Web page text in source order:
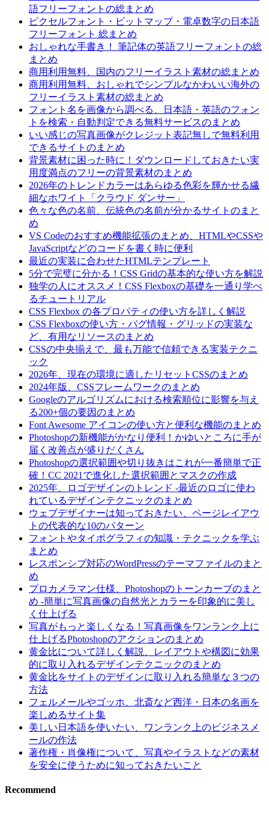
語フリーフォントの総まとめ
ピクセルフォント・ビットマップ・電卓数字の日本語
フリーフォント 総まとめ
おしゃれな手書き！ 筆記体の英語フリーフォントの総
まとめ
商用利用無料、国内のフリーイラスト素材の総まとめ
商用利用無料、おしゃれでシンプルなかわいい海外の
フリーイラスト素材の総まとめ
フォント名を画像から調べる、日本語・英語のフォン
トを検索・自動判定できる無料サービスのまとめ
いい感じの写真画像がクレジット表記無しで無料利用
できるサイトのまとめ
背景素材に困った時に！ダウンロードしておきたい実
用度満点のフリーの背景素材のまとめ
2026年のトレンドカラーはあらゆる色彩を輝かせる繊
細なホワイト「クラウド ダンサー」
色々な色の名前、伝統色の名前が分かるサイトのまと
め
VS Codeのおすすめ機能拡張のまとめ、HTMLやCSSや
JavaScriptなどのコードを書く時に便利
最近の実装に合わせたHTMLテンプレート
5分で完璧に分かる！CSS Gridの基本的な使い方を解説
独学の人にオススメ！CSS Flexboxの基礎を一通り学べ
るチュートリアル
CSS Flexbox の各プロパティの使い方を詳しく解説
CSS Flexboxの使い方・バグ情報・グリッドの実装な
ど、有用なリソースのまとめ
CSSの中央揃えで、最も万能で信頼できる実装テクニ
ック
2026年、現在の環境に適したリセットCSSのまとめ
2024年版、CSSフレームワークのまとめ
Googleのアルゴリズムにおける検索順位に影響を与え
る200+個の要因のまとめ
Font Awesome アイコンの使い方と便利な機能のまとめ
Photoshopの新機能がかなり便利！かゆいところに手が
届く改善点が盛りだくさん
Photoshopの選択範囲や切り抜きはこれが一番簡単で正
確！CC 2021で進化した選択範囲とマスクの作成
2025年、ロゴデザインのトレンド -最近のロゴに使わ
れているデザインテクニックのまとめ
ウェブデザイナーは知っておきたい、ページレイアウ
トの代表的な10のパターン
フォントやタイポグラフィの知識・テクニックを学ぶ
まとめ
レスポンシブ対応のWordPressのテーマファイルのまと
め
プロカメラマン仕様、Photoshopのトーンカーブのまと
め -簡単に写真画像の自然光とカラーを印象的に美し
く仕上げる
写真がもっと楽しくなる！写真画像をワンランク上に
仕上げるPhotoshopのアクションのまとめ
黄金比について詳しく解説、レイアウトや構図に効果
的に取り入れるデザインテクニックのまとめ
黄金比をサイトのデザインに取り入れる簡単な３つの
方法
フェルメールやゴッホ、北斎など西洋・日本の名画を
楽しめるサイト集
美しい日本語を使いたい、ワンランク上のビジネスメ
ールの作法
著作権・肖像権について、写真やイラストなどの素材
を安全に使うために知っておきたいこと
Recommend